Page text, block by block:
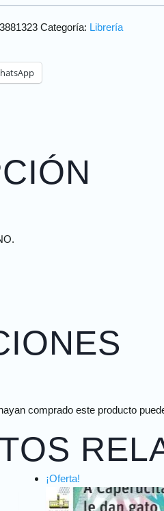
Categoría: Librería
comprado este producto
¡Oferta!